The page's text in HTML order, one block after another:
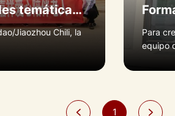
Nuestro líder asistió a las actividades temáticas “De corazón a corazón” organizadas por la Cámara de Comercio de JIAOZHOU Chile en junio de 2018.
Jiaozhou Chili, la
Para
equipo
1